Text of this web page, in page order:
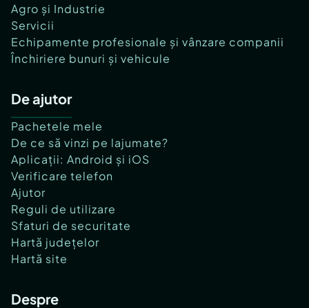
Agro și Industrie
Servicii
Echipamente profesionale și vânzare companii
Închiriere bunuri și vehicule
De ajutor
Pachetele mele
De ce să vinzi pe lajumate?
Aplicații: Android și iOS
Verificare telefon
Ajutor
Reguli de utilizare
Sfaturi de securitate
Hartă județelor
Hartă site
Despre